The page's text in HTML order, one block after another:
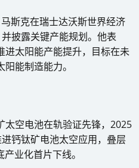
斯克在瑞士达沃斯世界经济
披露关键产能规划。他表
进太阳能产能提升，目标在未
能制造能力。
太空电池在轨验证先锋，2025
钙钛矿电池太空应用，叠层
业化首片下线。